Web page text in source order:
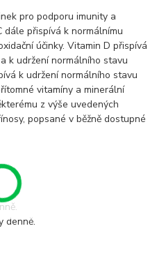
pro podporu imunity a
přispívá k normálnímu
účinky. Vitamin D přispívá
k udržení normálního stavu
k udržení normálního stavu
vitamíny a minerální
z výše uvedených
popsané v běžně dostupné
denně.